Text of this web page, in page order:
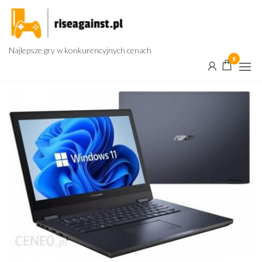
Przejdź
treści
Najlepsze gry w konkurencyjnych cenach
0